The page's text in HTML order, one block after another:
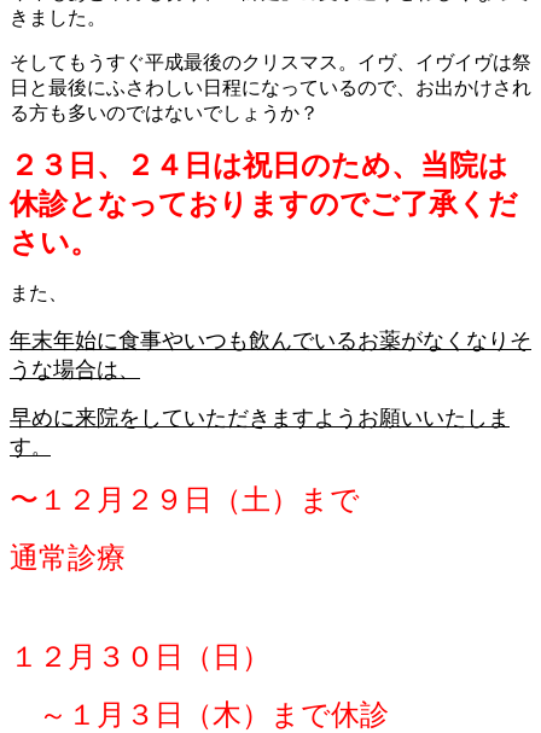
きました。
そしてもうすぐ平成最後のクリスマス。イヴ、イヴイヴは祭
日と最後にふさわしい日程になっているので、お出かけされ
る方も多いのではないでしょうか？
２３日、２４日は祝日のため、当院は
休診となっておりますのでご了承くだ
さい。
また、
年末年始に食事やいつも飲んでいるお薬がなくなりそ
うな場合は、
早めに来院をしていただきますようお願いいたしま
す。
〜１２月２９日（土）まで
通常診療
１２月３０日（日）
～ １月３日（木）まで休診